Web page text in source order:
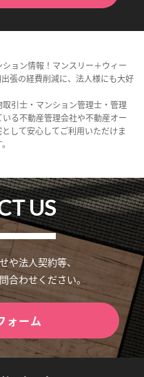
ョン情報！マンスリー＋ウィー
張の経費削減に、法人様にも大好
引士・マンション管理士・管理
る不動産管理会社や不動産オー
して安心してご利用いただけま
US
や法人契約等、
合わせください。
ォーム